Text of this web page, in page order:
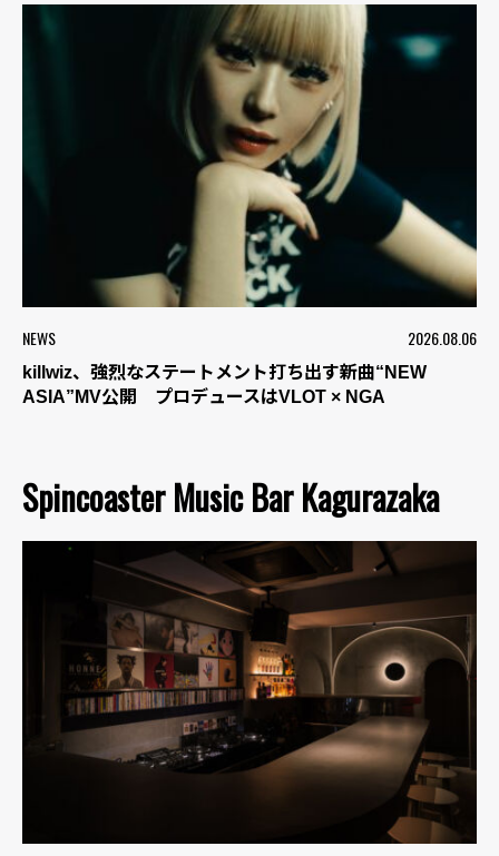
NEWS 2026.08.06
killwiz、強烈なステートメント打ち出す新曲“NEW
ASIA”MV公開 プロデュースはVLOT × NGA
Spincoaster Music Bar Kagurazaka